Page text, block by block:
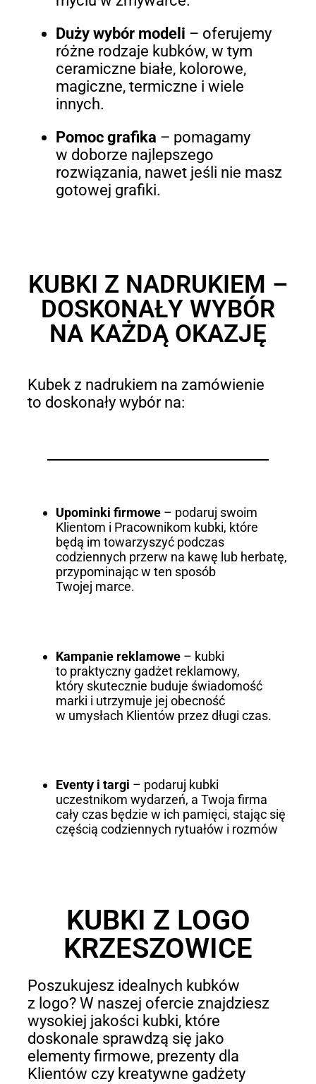
Duży wybór modeli – oferujemy
różne rodzaje kubków, w tym
ceramiczne białe, kolorowe,
magiczne, termiczne i wiele
innych.
Pomoc grafika – pomagamy
w doborze najlepszego
rozwiązania, nawet jeśli nie masz
gotowej grafiki.
KUBKI Z NADRUKIEM –
DOSKONAŁY WYBÓR
NA KAŻDĄ OKAZJĘ
Kubek z nadrukiem na zamówienie
to doskonały wybór na:
Upominki firmowe– podaruj swoim
Klientom i Pracownikom kubki, które
będą im towarzyszyć podczas
codziennych przerw na kawę lub herbatę,
przypominając w ten sposób
Twojej marce.
Kampanie reklamowe– kubki
to praktyczny gadżet reklamowy,
który skutecznie buduje świadomość
marki i utrzymuje jej obecność
w umysłach Klientów przez długi czas.
Eventy i targi – podaruj kubki
uczestnikom wydarzeń, a Twoja firma
cały czas będzie w ich pamięci, stając się
częścią codziennych rytuałów i rozmów
KUBKI Z LOGO
KRZESZOWICE
Poszukujesz idealnych kubków
z logo? W naszej ofercie znajdziesz
wysokiej jakości kubki, które
doskonale sprawdzą się jako
elementy firmowe, prezenty dla
Klientów czy kreatywne gadżety